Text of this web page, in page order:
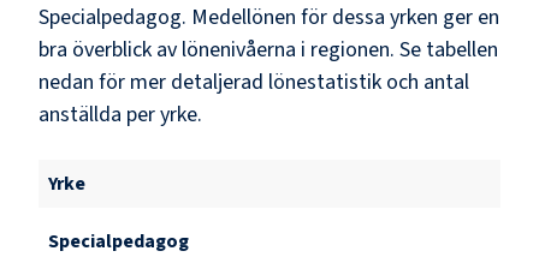
Specialpedagog. Medellönen för dessa yrken ger en
bra överblick av lönenivåerna i regionen. Se tabellen
nedan för mer detaljerad lönestatistik och antal
anställda per yrke.
Yrke
Specialpedagog